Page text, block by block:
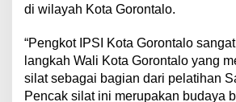
di wilayah Kota Gorontalo.
“Pengkot IPSI Kota Gorontalo
langkah Wali Kota Gorontalo yang
silat sebagai bagian dari pelatihan
Pencak silat ini merupakan budaya